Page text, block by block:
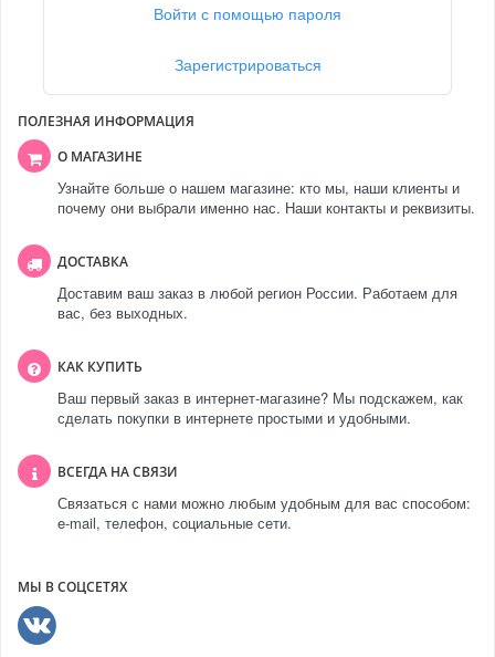
Войти с помощью пароля
Зарегистрироваться
ПОЛЕЗНАЯ ИНФОРМАЦИЯ
О МАГАЗИНЕ
Узнайте больше о нашем магазине: кто мы, наши клиенты и
почему они выбрали именно нас. Наши контакты и реквизиты.
ДОСТАВКА
Доставим ваш заказ в любой регион России. Работаем для
вас, без выходных.
КАК КУПИТЬ
Ваш первый заказ в интернет-магазине? Мы подскажем, как
сделать покупки в интернете простыми и удобными.
ВСЕГДА НА СВЯЗИ
Связаться с нами можно любым удобным для вас способом:
e-mail, телефон, социальные сети.
МЫ В СОЦСЕТЯХ